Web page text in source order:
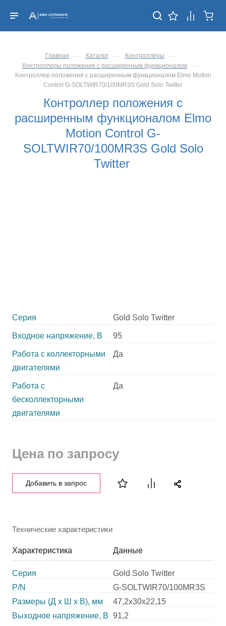
Главная — Каталог — Контроллеры —
Контроллеры положения с расширенным функционалом —
Контроллер положения с расширенным функционалом Elmo Motion
Control G-SOLTWIR70/100MR3S Gold Solo Twitter
Контроллер положения с
расширенным функционалом Elmo
Motion Control G-
SOLTWIR70/100MR3S Gold Solo
Twitter
Серия Gold Solo Twitter
Входное напряжение, В 95
Работа с коллекторными
двигателями
Да
Работа с
бесколлекторными
двигателями
Да
Цена по запросу
Добавить в запрос
Технические характеристики
Характеристика Данные
Серия
Gold Solo Twitter
P/N
G-SOLTWIR70/100MR3S
Размеры (Д х Ш х В), мм
47,2х30х22,15
Выходное напряжение, В 91,2